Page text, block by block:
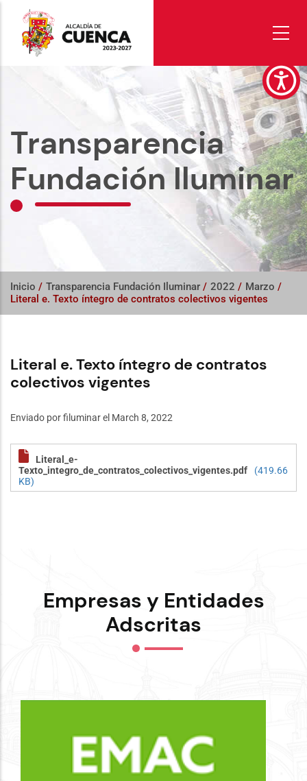
contenido
principal
Transparencia
Fundación Iluminar
Inicio / Transparencia Fundación Iluminar / 2022 / Marzo /
Literal e. Texto íntegro de contratos colectivos vigentes
Literal e. Texto íntegro de contratos
colectivos vigentes
Enviado porfiluminarel March 8, 2022
Literal_e-
Texto_integro_de_contratos_colectivos_vigentes.pdf
(419.66
KB)
Empresas y Entidades
Adscritas